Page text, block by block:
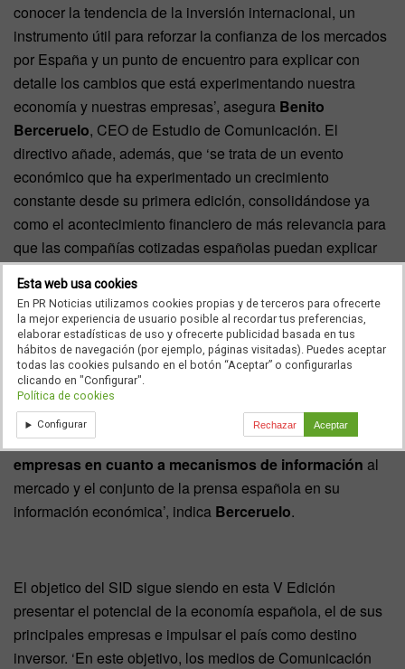
conocer la tendencia de la inversión internacional, un
instrumento útil para reforzar la confianza de los mercados
por España y un punto de encuentro para explicar con
detalle los cambios que está experimentando nuestra
economía y nuestras empresas’, asegura Benito
Berceruelo, CEO de Estudio de Comunicación. El
directivo añade, además, que ‘se trata de un evento
económico que ha experimentado un crecimiento
constante desde su primera edición, consolidándose ya
como el acontecimiento financiero de más relevancia para
que las compañías cotizadas españolas puedan explicar
‘sin moverse de casa’ su realidad a los inversores
internacionales de todo el mundo’.
En esta V edición, el Spain Investors Day vuelve a reunir
en Madrid a inversores internacionales y empresas del
IBEX 35. ‘Un buen momento para destacar yreconocer la
evolución positiva que han experimentado nuestras
empresas en cuanto a mecanismos de información al
mercado y el conjunto de la prensa española en su
información económica’, indica Berceruelo.
El objetico del SID sigue siendo en esta V Edición
presentar el potencial de la economía española, el de sus
principales empresas e impulsar el país como destino
inversor. ‘En este objetivo, los medios de Comunicación
Esta web usa cookies
En PR Noticias utilizamos cookies propias y de terceros para ofrecerte
la mejor experiencia de usuario posible al recordar tus preferencias,
elaborar estadísticas de uso y ofrecerte publicidad basada en tus
hábitos de navegación (por ejemplo, páginas visitadas). Puedes aceptar
todas las cookies pulsando en el botón “Aceptar” o configurarlas
clicando en "Configurar".
Política de cookies
Configurar Rechazar Aceptar